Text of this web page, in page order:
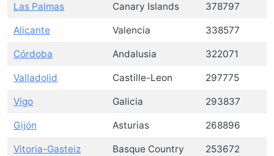
Las Palmas Canary Islands 378797
Alicante Valencia 338577
Córdoba Andalusia 322071
Valladolid Castille-Leon 297775
Vigo Galicia 293837
Gijón Asturias 268896
Vitoria-Gasteiz Basque Country 253672